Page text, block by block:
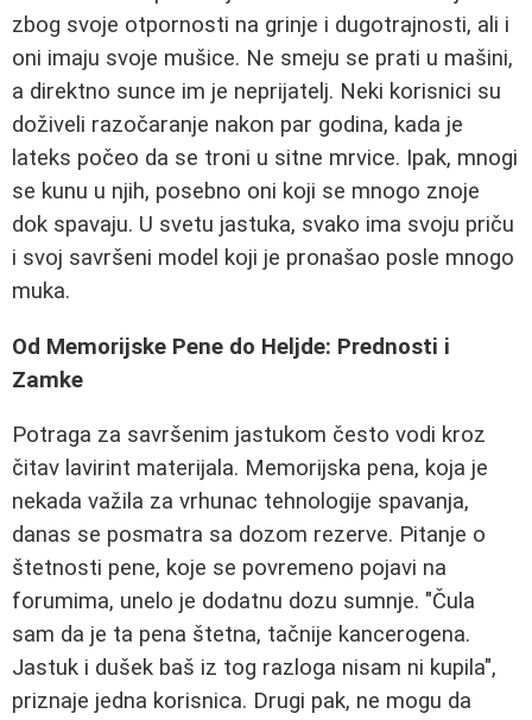
zbog svoje otpornosti na grinje i dugotrajnosti, ali i
oni imaju svoje mušice. Ne smeju se prati u mašini,
a direktno sunce im je neprijatelj. Neki korisnici su
doživeli razočaranje nakon par godina, kada je
lateks počeo da se troni u sitne mrvice. Ipak, mnogi
se kunu u njih, posebno oni koji se mnogo znoje
dok spavaju. U svetu jastuka, svako ima svoju priču
i svoj savršeni model koji je pronašao posle mnogo
muka.
Od Memorijske Pene do Heljde: Prednosti i
Zamke
Potraga za savršenim jastukom često vodi kroz
čitav lavirint materijala. Memorijska pena, koja je
nekada važila za vrhunac tehnologije spavanja,
danas se posmatra sa dozom rezerve. Pitanje o
štetnosti pene, koje se povremeno pojavi na
forumima, unelo je dodatnu dozu sumnje. "Čula
sam da je ta pena štetna, tačnije kancerogena.
Jastuk i dušek baš iz tog razloga nisam ni kupila",
priznaje jedna korisnica. Drugi pak, ne mogu da